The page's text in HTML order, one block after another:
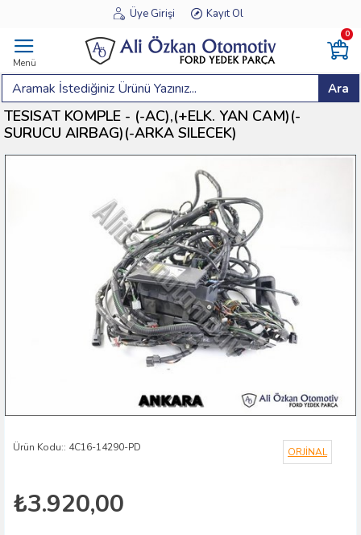
Üye Girişi Kayıt Ol
Menü
0
Ara
TESISAT KOMPLE - (-AC),(+ELK. YAN CAM)(-
SURUCU AIRBAG)(-ARKA SILECEK)
Ürün Kodu:: 4C16-14290-PD ORJİNAL
₺3.920,00